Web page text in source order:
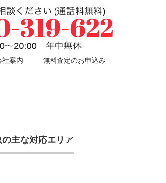
社案内 無料査定のお申込み
の主な対応エリア